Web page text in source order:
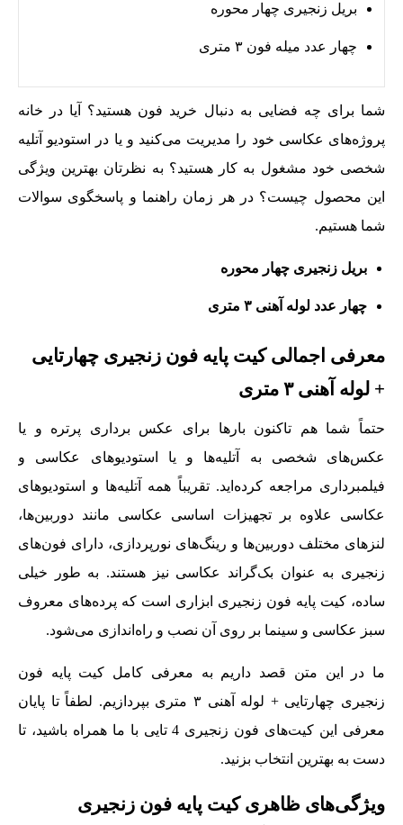
بریل زنجیری چهار محوره
چهار عدد میله فون ٣ متری
شما برای چه فضایی به دنبال خرید فون هستید؟ آیا در خانه
پروژه‌های عکاسی خود را مدیریت می‌کنید و یا در استودیو آتلیه
شخصی خود مشغول به کار هستید؟ به نظرتان بهترین ویژگی
این محصول چیست؟ در هر زمان راهنما و پاسخگوی سوالات
شما هستیم.
بریل زنجیری چهار محوره
چهار عدد لوله آهنی ٣ متری
معرفی اجمالی کیت پایه فون زنجیری چهارتایی
+ لوله آهنی ٣ متری
حتماً شما هم تاکنون بارها برای عکس برداری پرتره و یا
عکس‌های شخصی به آتلیه‌ها و یا استودیوهای عکاسی و
فیلمبرداری مراجعه کرده‌اید. تقریباً همه‌ آتلیه‌ها و استودیوهای
عکاسی علاوه بر تجهیزات اساسی عکاسی مانند دوربین‌ها،‌
لنزهای مختلف دوربین‌ها و رینگ‌های نورپردازی، دارای فون‌های
زنجیری به عنوان بک‌گراند عکاسی نیز هستند. به طور خیلی
ساده، کیت پایه فون زنجیری ابزاری است که پرده‌های معروف
سبز عکاسی و سینما بر روی آن نصب و راه‌اندازی می‌شود.
ما در این متن قصد داریم به معرفی کامل کیت پایه فون
زنجیری چهارتایی + لوله آهنی ٣ متری بپردازیم. لطفاً تا پایان
معرفی این کیت‌های فون زنجیری 4 تایی با ما همراه باشید، تا
دست به بهترین انتخاب بزنید.
ویژگی‌های ظاهری کیت پایه فون زنجیری